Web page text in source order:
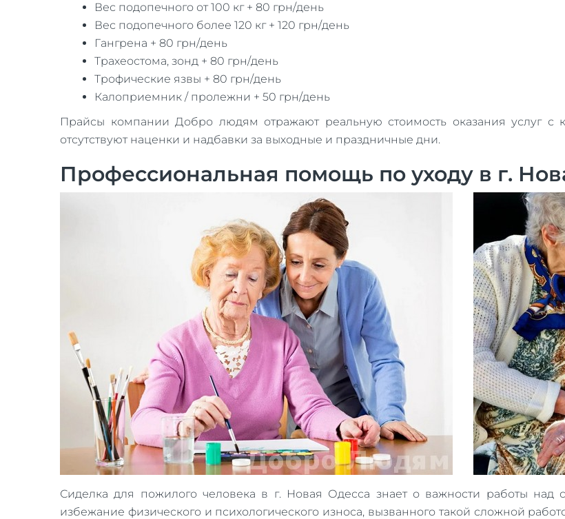
Вес подопечного от 100 кг + 80 грн/день
Вес подопечного более 120 кг + 120 грн/день
Гангрена + 80 грн/день
Трахеостома, зонд + 80 грн/день
Трофические язвы + 80 грн/день
Калоприемник / пролежни + 50 грн/день
Прайсы компании Добро людям отражают реальную стоимость оказания услуг с
отсутствуют наценки и надбавки за выходные и праздничные дни.
Профессиональная помощь по уходу в г.
Сиделка для пожилого человека в г. Новая Одесса знает о важности работы
избежание физического и психологического износа, вызванного такой сложной